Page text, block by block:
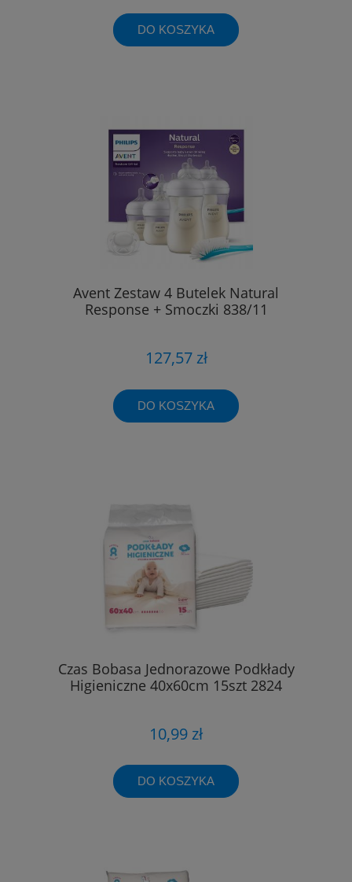
DO KOSZYKA
Avent Zestaw 4 Butelek Natural
Response + Smoczki 838/11
127,57 zł
DO KOSZYKA
Czas Bobasa Jednorazowe Podkłady
Higieniczne 40x60cm 15szt 2824
10,99 zł
DO KOSZYKA